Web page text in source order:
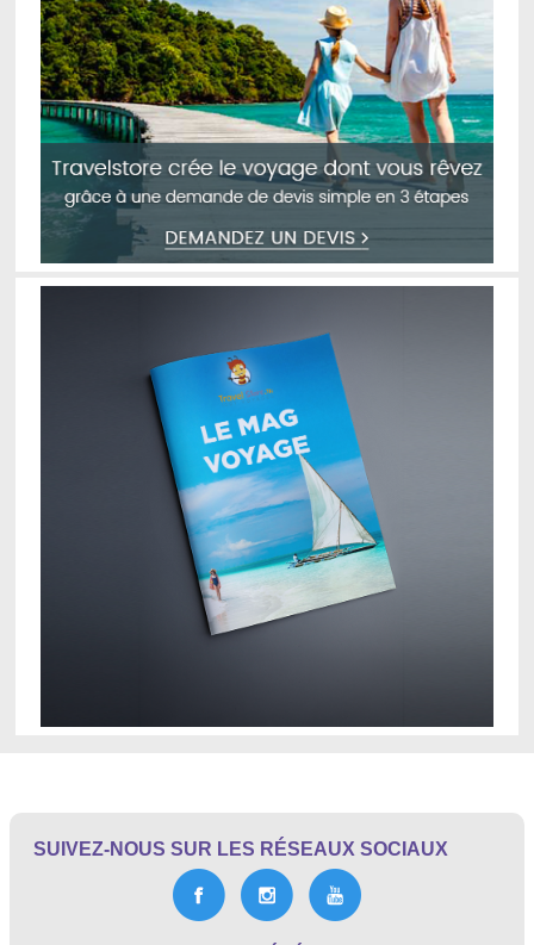
SUIVEZ-NOUS SUR LES RÉSEAUX SOCIAUX